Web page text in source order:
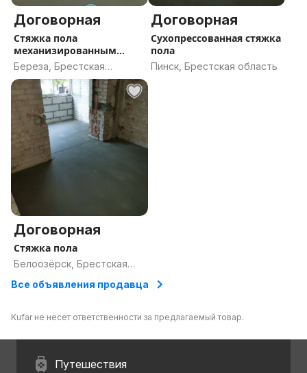
Договорная
Стяжка пола
механизированным
способом
Береза, Брестская
область
Договорная
Сухопрессованная стяжка
пола
Пинск, Брестская область
Договорная
Стяжка пола
Белоозёрск, Брестская
Все объявления продавца
Kufar не несет ответственности за предлагаемый товар.
Путешествия